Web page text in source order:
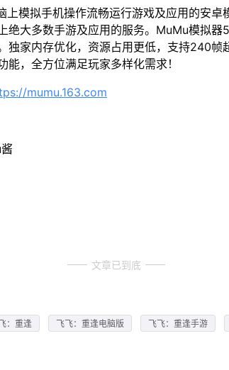
上模拟手机操作流畅运行游戏及应用的安卓
绝大多数手游及应用的服务。MuMu模拟器
独家内存优化，资源占用更低，支持240帧
，全方位满足玩家多样化需求！
mumu.163.com
文章已到底
：重逢 飞飞：重逢电脑版 飞飞：重逢手游